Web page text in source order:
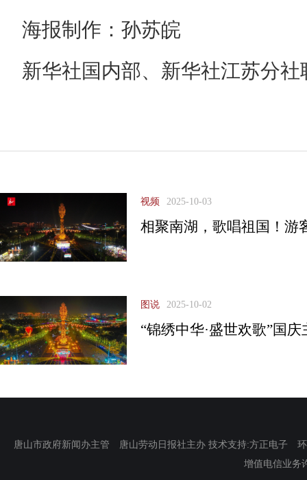
海报制作：孙苏皖
新华社国内部、新华社江苏分社
视频 2025-10-03
相聚南湖，歌唱祖国！游
图说 2025-10-02
“锦绣中华·盛世欢歌”国
唐山市政府新闻办主管 唐山劳动日报社主办 技术支持:方正电子
增值电信业务